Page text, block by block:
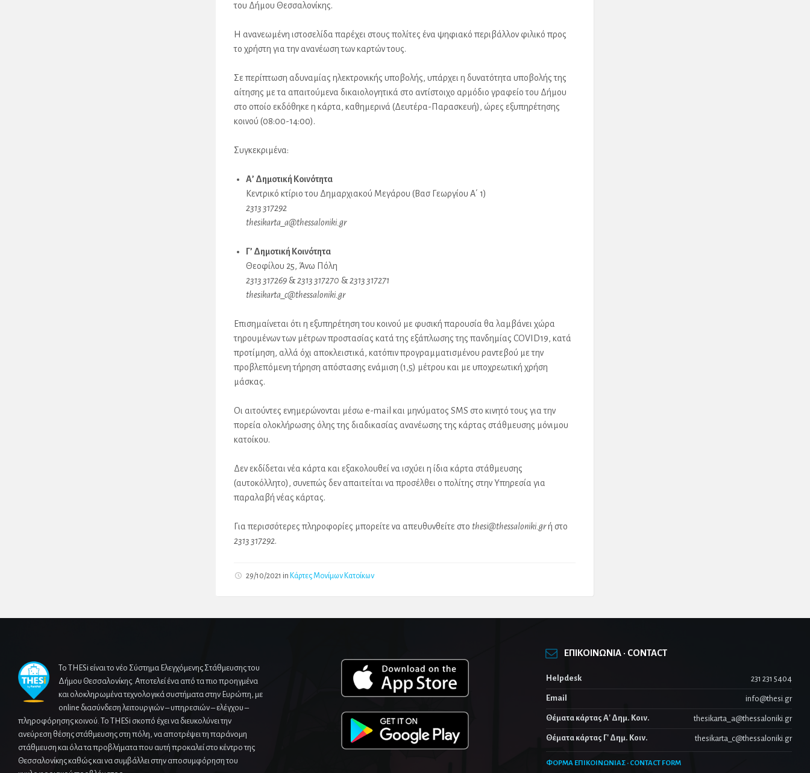
του Δήμου Θεσσαλονίκης.
Η ανανεωμένη ιστοσελίδα παρέχει στους πολίτες ένα ψηφιακό περιβάλλον φιλικό προς
το χρήστη για την ανανέωση των καρτών τους.
Σε περίπτωση αδυναμίας ηλεκτρονικής υποβολής, υπάρχει η δυνατότητα υποβολής της
αίτησης με τα απαιτούμενα δικαιολογητικά στο αντίστοιχο αρμόδιο γραφείο του Δήμου
στο οποίο εκδόθηκε η κάρτα, καθημερινά (Δευτέρα-Παρασκευή), ώρες εξυπηρέτησης
κοινού (08:00-14:00).
Συγκεκριμένα:
Α’ Δημοτική Κοινότητα
Κεντρικό κτίριο του Δημαρχιακού Μεγάρου (Βασ Γεωργίου Α΄ 1)
2313 317292
thesikarta_a@thessaloniki.gr
Γ’ Δημοτική Κοινότητα
Θεοφίλου 25, Άνω Πόλη
2313 317269 &2313 317270 &2313 317271
thesikarta_c@thessaloniki.gr
Επισημαίνεται ότι η εξυπηρέτηση του κοινού με φυσική παρουσία θα λαμβάνει χώρα
τηρουμένων των μέτρων προστασίας κατά της εξάπλωσης της πανδημίας COVID19, κατά
προτίμηση, αλλά όχι αποκλειστικά, κατόπιν προγραμματισμένου ραντεβού με την
προβλεπόμενη τήρηση απόστασης ενάμιση (1,5) μέτρου και με υποχρεωτική χρήση
μάσκας.
Οι αιτούντες ενημερώνονται μέσω e-mail και μηνύματος SMS στο κινητό τους για την
πορεία ολοκλήρωσης όλης της διαδικασίας ανανέωσης της κάρτας στάθμευσης μόνιμου
κατοίκου.
Δεν εκδίδεται νέα κάρτα και εξακολουθεί να ισχύει η ίδια κάρτα στάθμευσης
(αυτοκόλλητο), συνεπώς δεν απαιτείται να προσέλθει ο πολίτης στην Υπηρεσία για
παραλαβή νέας κάρτας.
Για περισσότερες πληροφορίες μπορείτε να απευθυνθείτε στο thesi@thessaloniki.grή στο
2313 317292.
29/10/2021 in Κάρτες Μονίμων Κατοίκων
Το THESi είναι το νέο Σύστημα Ελεγχόμενης Στάθμευσης του
Δήμου Θεσσαλονίκης. Αποτελεί ένα από τα πιο προηγμένα
και ολοκληρωμένα τεχνολογικά συστήματα στην Ευρώπη, με
online διασύνδεση λειτουργιών – υπηρεσιών – ελέγχου –
πληροφόρησης κοινού. Το THESi σκοπό έχει να διευκολύνει την
ανεύρεση θέσης στάθμευσης στη πόλη, να αποτρέψει τη παράνομη
στάθμευση και όλα τα προβλήματα που αυτή προκαλεί στο κέντρο της
Θεσσαλονίκης καθώς και να συμβάλλει στην αποσυμφόρηση του
ΕΠΙΚΟΙΝΩΝΙΑ · CONTACT
Helpdesk 231 231 5404
Email info@thesi.gr
Θέματα κάρτας Α' Δημ. Κοιν. thesikarta_a@thessaloniki.gr
Θέματα κάρτας Γ' Δημ. Κοιν. thesikarta_c@thessaloniki.gr
ΦΟΡΜΑ ΕΠΙΚΟΙΝΩΝΙΑΣ · CONTACT FORM